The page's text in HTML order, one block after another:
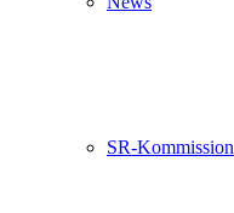
SR-Kommission